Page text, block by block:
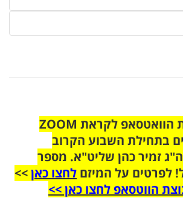
הצטרפו לקבוצת הוואטסאפ לקראת ZOOM
בתחילת השבוע הקרוב
זמיר כהן שליט"א. מספר
לפרטים על המיזם לחצו כאן>>
הווטסאפ לחצו כאן >>